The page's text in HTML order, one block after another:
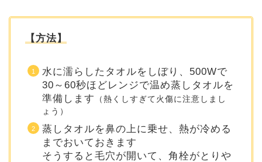
【方法】
水に濡らしたタオルをしぼり、500Wで
30～60秒ほどレンジで温め蒸しタオルを
準備します
（熱くしすぎて火傷に注意しまし
ょう）
蒸しタオルを鼻の上に乗せ、熱が冷める
までおいておきます
そうすると毛穴が開いて、角栓がとりや